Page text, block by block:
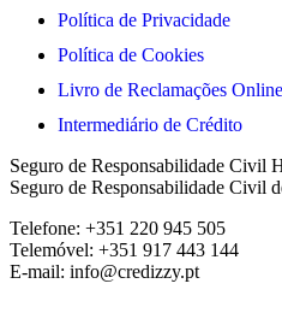
Política de Privacidade
Política de Cookies
Livro de Reclamações Online
Intermediário de Crédito
Seguro de Responsabilidade Civil
Seguro de Responsabilidade Civil
Telefone: +351 220 945 505
Telemóvel: +351 917 443 144
E-mail: info@credizzy.pt